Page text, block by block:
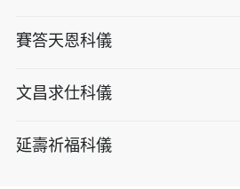
賽答天恩科儀
文昌求仕科儀
延壽祈福科儀